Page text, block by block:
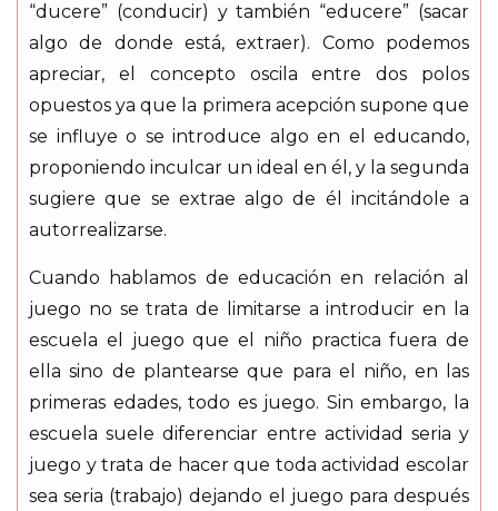
“ducere” (conducir) y también “educere” (sacar
algo de donde está, extraer). Como podemos
apreciar, el concepto oscila entre dos polos
opuestos ya que la primera acepción supone que
se influye o se introduce algo en el educando,
proponiendo inculcar un ideal en él, y la segunda
sugiere que se extrae algo de él incitándole a
autorrealizarse.
Cuando hablamos de educación en relación al
juego no se trata de limitarse a introducir en la
escuela el juego que el niño practica fuera de
ella sino de plantearse que para el niño, en las
primeras edades, todo es juego. Sin embargo, la
escuela suele diferenciar entre actividad seria y
juego y trata de hacer que toda actividad escolar
sea seria (trabajo) dejando el juego para después